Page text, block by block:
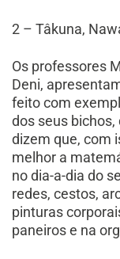
2 – Tâkuna,
Os professores
Deni,
feito com
dos seus bichos,
dizem que, com
melhor a
no dia-a-dia do
redes, cestos,
pinturas
paneiros e na